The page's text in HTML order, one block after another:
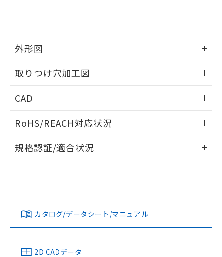
外形図
取りつけ穴加工図
CAD
ドすることができます。
ログイン/会員登録
ダウンロードデータをご利用いただく前に、以下を必ずお読
みください。
ソフトウェアの使用条件
RoHS/REACH対応状況
EU RoHS 注意事項・凡例
対応済み
中国 RoHS 注意事項・凡例
規格認証/適合状況
カタログ/データシート/マニュアル
2D CADデータ
していることから、特段のことがない限
り、2022年1月12日より割愛しておりま
す。